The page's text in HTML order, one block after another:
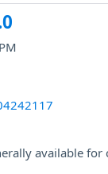
available for